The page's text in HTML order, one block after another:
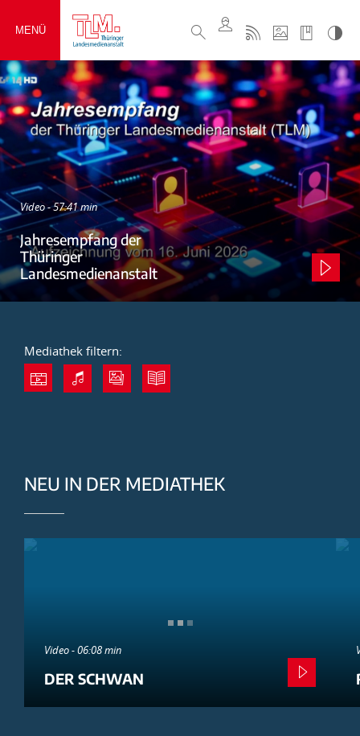
MENÜ
Video - 57:41 min
Jahresempfang der
Thüringer
Landesmedienanstalt
Mediathek filtern:
NEU IN DER MEDIATHEK
Video - 06:08 min
DER SCHWAN